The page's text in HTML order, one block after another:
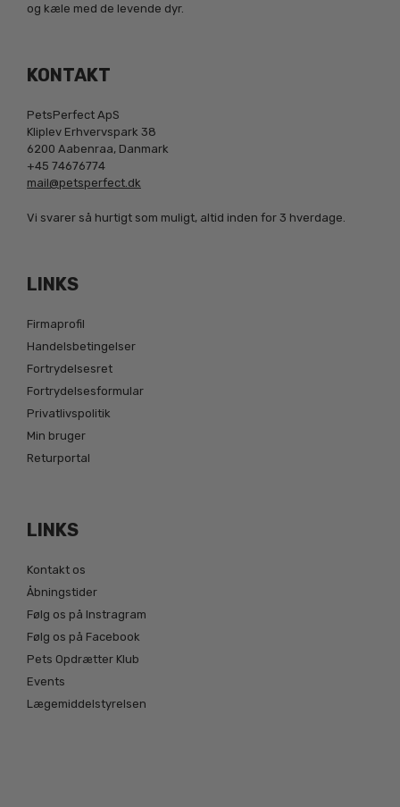
og kæle med de levende dyr.
KONTAKT
PetsPerfect ApS
Kliplev Erhvervspark 38
6200 Aabenraa, Danmark
+45 74676774
mail@petsperfect.dk
Vi svarer så hurtigt som muligt, altid inden for 3 hverdage.
LINKS
Firmaprofil
Handelsbetingelser
Fortrydelsesret
Fortrydelsesformular
Privatlivspolitik
Min bruger
Returportal
LINKS
Kontakt os
Åbningstider
Følg os på Instragram
Følg os på Facebook
Pets Opdrætter Klub
Events
Lægemiddelstyrelsen